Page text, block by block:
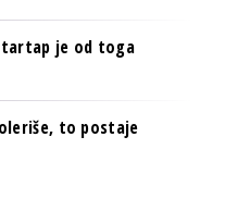
je od toga
to postaje